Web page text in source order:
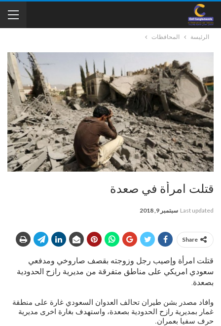
الرئيسة المحافظات
قتلت امرأة في صعدة
Last updated سبتمبر 9, 2018
Share
قتلت امرأة وإصيب رجل وزوجته بقصف صاروخي ومدفعي
سعودي امريكي على مناطق متفرقة من مديرية رازح الحدودية
بصعدة.
وافاد مصدر بشن طيران تحالف العدوان السعودي غارة على منطقة
غمار بمديرية رازح الحدودية بصعدة، واستهدف بغارة اخرى مديرية
حرف سفيا ‏بعمران.